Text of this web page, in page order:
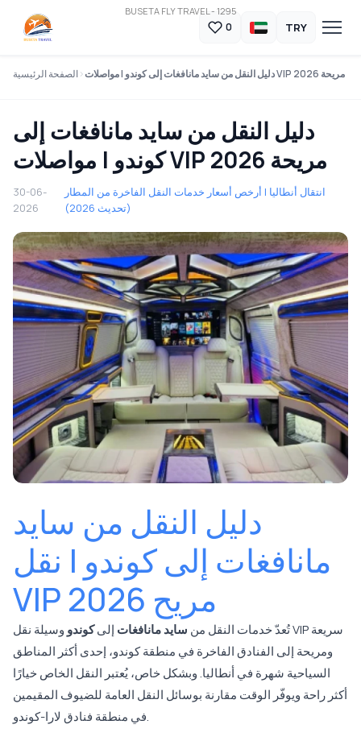
BUSETA FLY TRAVEL - 1295
0 TRY
الصفحة الرئيسية دليل النقل من سايد مانافغات إلى كوندو | مواصلات VIP مريحة 2026
دليل النقل من سايد مانافغات إلى
كوندو | مواصلات VIP مريحة 2026
30-06-
2026
انتقال أنطاليا | أرخص أسعار خدمات النقل الفاخرة من المطار
(تحديث 2026)
دليل النقل من سايد
مانافغات إلى كوندو | نقل
VIP مريح 2026
تُعدّ خدمات النقل من سايد مانافغات إلىكوندو وسيلة نقل VIP سريعة
ومريحة إلى الفنادق الفاخرة في منطقة كوندو، إحدى أكثر المناطق
السياحية شهرة في أنطاليا. وبشكل خاص، يُعتبر النقل الخاص خيارًا
أكثر راحة ويوفّر الوقت مقارنة بوسائل النقل العامة للضيوف المقيمين
في منطقة فنادق لارا-كوندو.